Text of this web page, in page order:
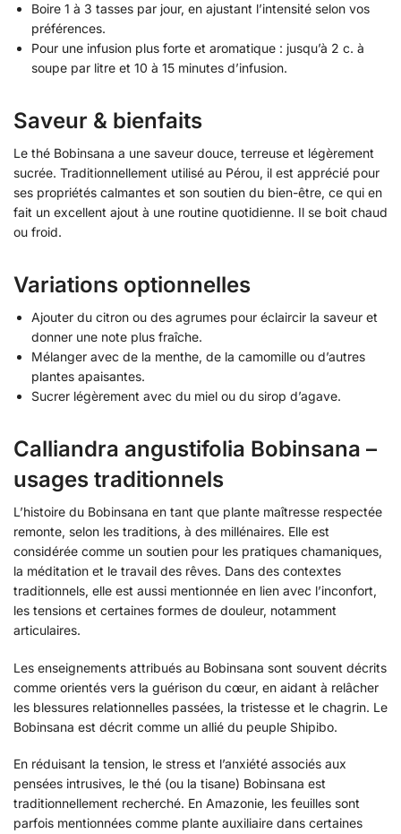
Boire 1 à 3 tasses par jour, en ajustant l’intensité selon vos
préférences.
Pour une infusion plus forte et aromatique : jusqu’à 2 c. à
soupe par litre et 10 à 15 minutes d’infusion.
Saveur & bienfaits
Le thé Bobinsana a une saveur douce, terreuse et légèrement
sucrée. Traditionnellement utilisé au Pérou, il est apprécié pour
ses propriétés calmantes et son soutien du bien-être, ce qui en
fait un excellent ajout à une routine quotidienne. Il se boit chaud
ou froid.
Variations optionnelles
Ajouter du citron ou des agrumes pour éclaircir la saveur et
donner une note plus fraîche.
Mélanger avec de la menthe, de la camomille ou d’autres
plantes apaisantes.
Sucrer légèrement avec du miel ou du sirop d’agave.
Calliandra angustifolia Bobinsana –
usages traditionnels
L’histoire du Bobinsana en tant que plante maîtresse respectée
remonte, selon les traditions, à des millénaires. Elle est
considérée comme un soutien pour les pratiques chamaniques,
la méditation et le travail des rêves. Dans des contextes
traditionnels, elle est aussi mentionnée en lien avec l’inconfort,
les tensions et certaines formes de douleur, notamment
articulaires.
Les enseignements attribués au Bobinsana sont souvent décrits
comme orientés vers la guérison du cœur, en aidant à relâcher
les blessures relationnelles passées, la tristesse et le chagrin. Le
Bobinsana est décrit comme un allié du peuple Shipibo.
En réduisant la tension, le stress et l’anxiété associés aux
pensées intrusives, le thé (ou la tisane) Bobinsana est
traditionnellement recherché. En Amazonie, les feuilles sont
parfois mentionnées comme plante auxiliaire dans certaines